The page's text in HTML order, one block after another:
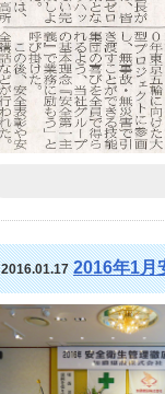
2016.01.17 2016年1月